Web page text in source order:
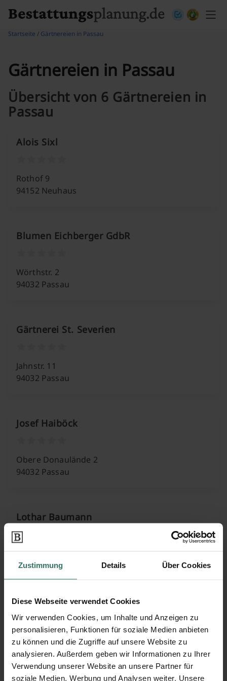
Zustimmung Details Über Cookies
Diese Webseite verwendet Cookies
Wir verwenden Cookies, um Inhalte und Anzeigen zu
personalisieren, Funktionen für soziale Medien anbieten
zu können und die Zugriffe auf unsere Website zu
analysieren. Außerdem geben wir Informationen zu Ihrer
Verwendung unserer Website an unsere Partner für
soziale Medien, Werbung und Analysen weiter. Unsere
Startseite / Gärtnereien in Passau
Gärtnereien in Passau
Übersicht von 6 Gärtnereien in
Passau
Alois Sixl
Rothof 9
94152 Neuhaus
Blumen Eichberger GdbR
Wörthstr. 2
94032 Passau
Gärtnerei St. Severien
Jahnstr. 11
94032 Passau
Josef Haiböck
Obere Donaulände 2
94032 Passau
Lothar Baumann
94104 Tittling
Bahnhofstr. 15A
94110 Wegscheid